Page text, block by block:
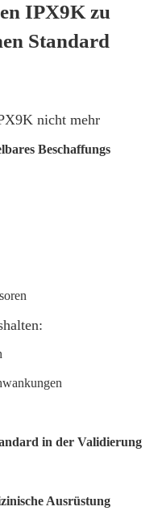
IPX9K zu
Standard
nicht mehr
Beschaffungs
in der Validierung
Ausrüstung